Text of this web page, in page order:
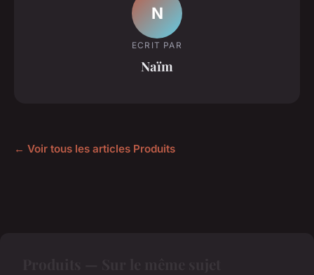
N
ECRIT PAR
Naïm
← Voir tous les articles Produits